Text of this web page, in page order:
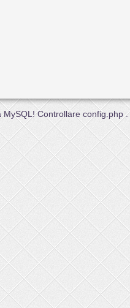
Controllare config.php .